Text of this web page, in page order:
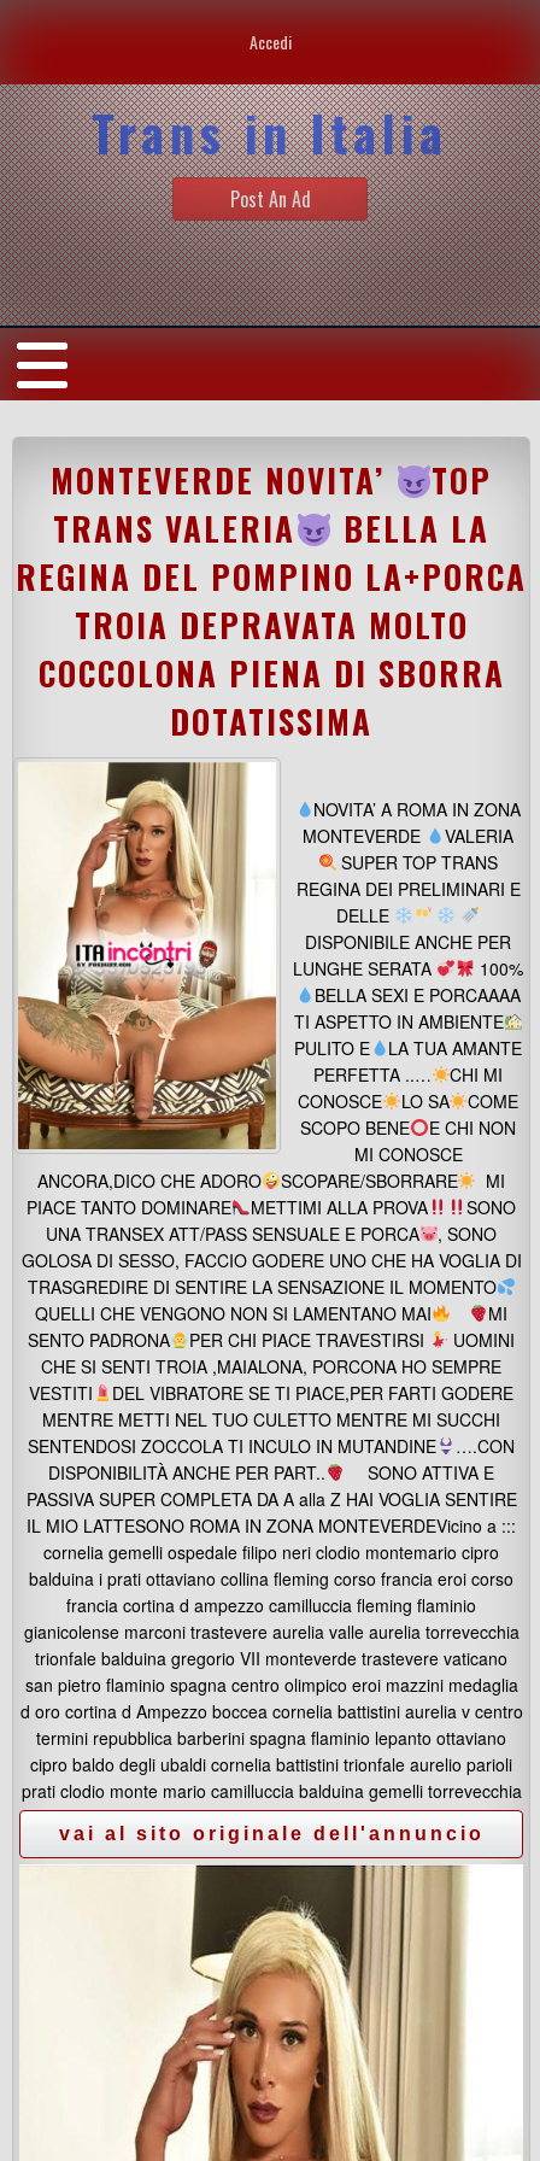
Accedi
Trans in Italia
Post An Ad
MONTEVERDE NOVITA’
TOP
TRANS VALERIA
BELLA LA
REGINA DEL POMPINO LA+PORCA
TROIA DEPRAVATA MOLTO
COCCOLONA PIENA DI SBORRA
DOTATISSIMA
NOVITA’ A ROMA IN ZONA
MONTEVERDE
VALERIA
SUPER TOP TRANS
REGINA DEI PRELIMINARI E
DELLE
DISPONIBILE ANCHE PER
LUNGHE SERATA
100%
BELLA SEXI E PORCAAAA
TI ASPETTO IN AMBIENTE
PULITO E
LA TUA AMANTE
PERFETTA ..…
CHI MI
CONOSCE
LO SA
COME
SCOPO BENE
E CHI NON
MI CONOSCE
ANCORA,DICO CHE ADORO
SCOPARE/SBORRARE
MI
PIACE TANTO DOMINARE
METTIMI ALLA PROVA
SONO
UNA TRANSEX ATT/PASS SENSUALE E PORCA
, SONO
GOLOSA DI SESSO, FACCIO GODERE UNO CHE HA VOGLIA DI
TRASGREDIRE DI SENTIRE LA SENSAZIONE IL MOMENTO
QUELLI CHE VENGONO NON SI LAMENTANO MAI
MI
SENTO PADRONA
PER CHI PIACE TRAVESTIRSI
UOMINI
CHE SI SENTI TROIA ,MAIALONA, PORCONA HO SEMPRE
VESTITI
DEL VIBRATORE SE TI PIACE,PER FARTI GODERE
MENTRE METTI NEL TUO CULETTO MENTRE MI SUCCHI
SENTENDOSI ZOCCOLA TI INCULO IN MUTANDINE
….CON
DISPONIBILITÀ ANCHE PER PART..
SONO ATTIVA E
PASSIVA SUPER COMPLETA DA A alla Z HAI VOGLIA SENTIRE
IL MIO LATTESONO ROMA IN ZONA MONTEVERDEVicino a :::
cornelia gemelli ospedale filipo neri clodio montemario cipro
balduina i prati ottaviano collina fleming corso francia eroi corso
francia cortina d ampezzo camilluccia fleming flaminio
gianicolense marconi trastevere aurelia valle aurelia torrevecchia
trionfale balduina gregorio VII monteverde trastevere vaticano
san pietro flaminio spagna centro olimpico eroi mazzini medaglia
d oro cortina d Ampezzo boccea cornelia battistini aurelia v centro
termini repubblica barberini spagna flaminio lepanto ottaviano
cipro baldo degli ubaldi cornelia battistini trionfale aurelio parioli
prati clodio monte mario camilluccia balduina gemelli torrevecchia